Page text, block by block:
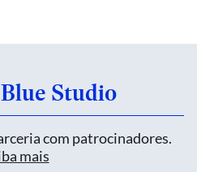
Studio
com patrocinadores.
mais